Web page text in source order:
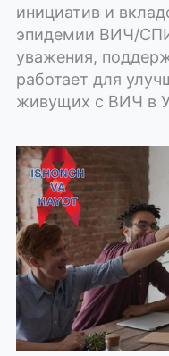
инициатив и
эпидемии ВИЧ/
уважения,
работает для
живущих с ВИЧ в